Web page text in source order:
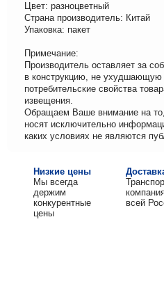
Цвет: разноцветный
Страна производитель: Китай
Упаковка: пакет
Примечание:
Производитель оставляет за
в конструкцию, не ухудшающую
потребительские свойства
извещения.
Обращаем Ваше внимание на то,
носят исключительно
каких условиях не являются
Низкие цены
Мы всегда
держим
конкурентные
цены
всей